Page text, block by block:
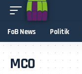
FoB News Politik
MCO